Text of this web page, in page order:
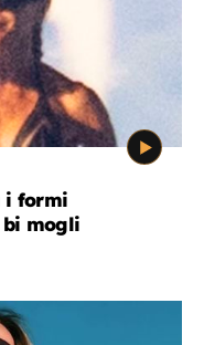
i formi
bi mogli